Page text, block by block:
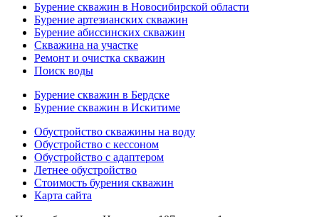
Бурение скважин в Новосибирской области
Бурение артезианских скважин
Бурение абиссинских скважин
Скважина на участке
Ремонт и очистка скважин
Поиск воды
Бурение скважин в Бердске
Бурение скважин в Искитиме
Обустройство скважины на воду
Обустройство с кессоном
Обустройство с адаптером
Летнее обустройство
Стоимость бурения скважин
Карта сайта